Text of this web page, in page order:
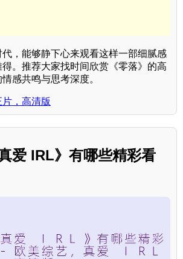
，能够静下心来观看这样一部细腻感
。推荐大家找时间欣赏《零落》的高
感共鸣与思考深度。
，高清版
爱 IRL》有哪些精彩看